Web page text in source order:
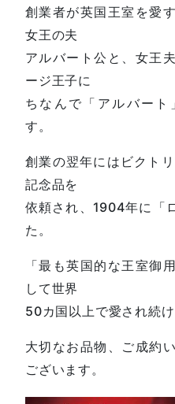
創業者が英国王室を愛
女王の夫
アルバート公と、女王
ージ王子に
ちなんで「アルバー
す。
創業の翌年にはビクト
記念品を
依頼され、1904年に「
た。
「最も英国的な王室御
して世界
50カ国以上で愛され続け
大切なお品物、ご成約
ございます。